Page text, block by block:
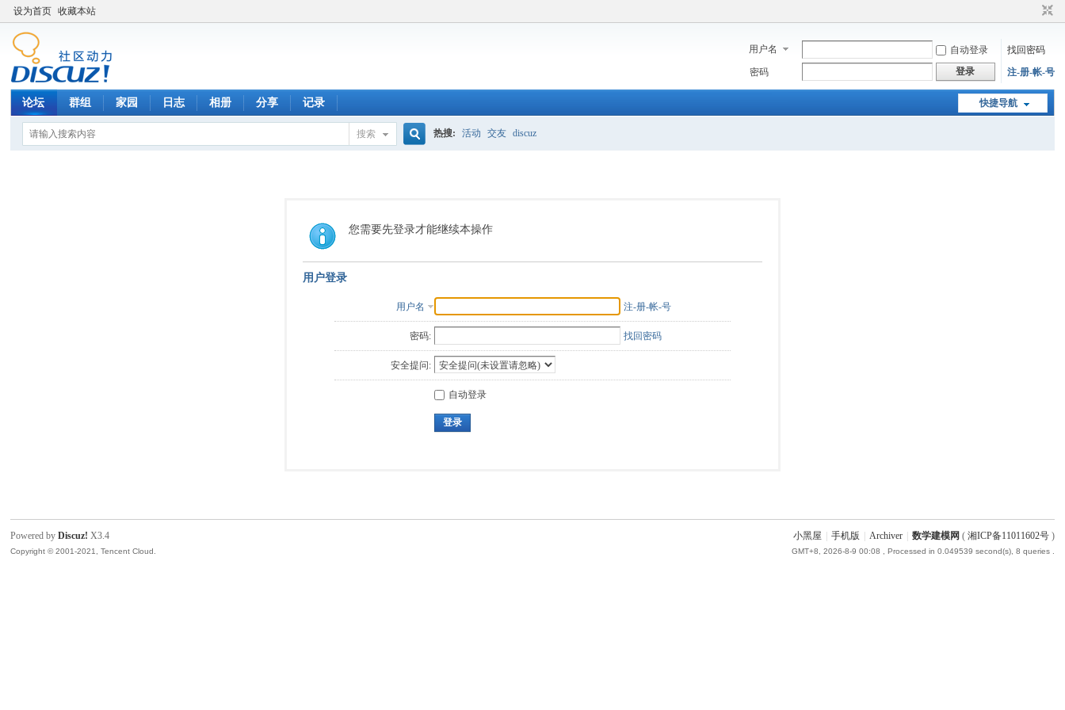
设为首页 收藏本站
用户名 自动登录
找回密码
密码
登录 注-册-帐-号
快捷导航
论坛 群组 家园 日志 相册 分享 记录
搜索
索
热搜: 活动 交友 discuz
您需要先登录才能继续本操作
用户登录
用户名 注-册-帐-号
密码: 找回密码
安全提问:
自动登录
登录
小黑屋 手机版 Archiver 数学建模网 ( 湘ICP备11011602号)
GMT+8, 2026-8-9 00:08 , Processed in 0.049539 second(s), 8 queries .
Powered byDiscuz! X3.4
Copyright © 2001-2021, Tencent Cloud.